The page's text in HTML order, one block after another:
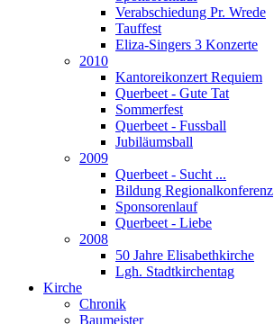
Verabschiedung Pr. Wrede
Tauffest
Eliza-Singers 3 Konzerte
2010
Kantoreikonzert Requiem
Querbeet - Gute Tat
Sommerfest
Querbeet - Fussball
Jubiläumsball
2009
Querbeet - Sucht ...
Bildung Regionalkonferenz
Sponsorenlauf
Querbeet - Liebe
2008
50 Jahre Elisabethkirche
Lgh. Stadtkirchentag
Kirche
Chronik
Baumeister